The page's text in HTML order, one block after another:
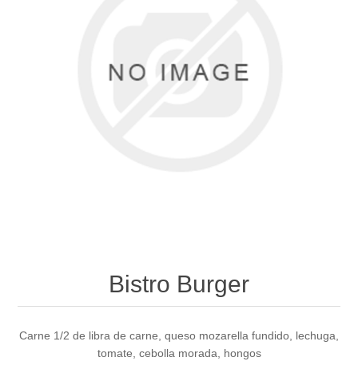
Bistro Burger
Carne 1/2 de libra de carne, queso mozarella fundido, lechuga,
tomate, cebolla morada, hongos